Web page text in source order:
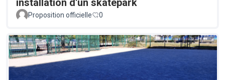
installation d'un skatepark
Proposition officielle 0